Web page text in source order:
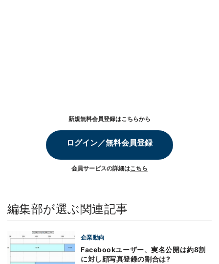
新規無料会員登録はこちらから
ログイン／無料会員登録
会員サービスの詳細はこちら
編集部が選ぶ関連記事
企業動向
Facebookユーザー、実名公開は約8割
に対し顔写真登録の割合は?